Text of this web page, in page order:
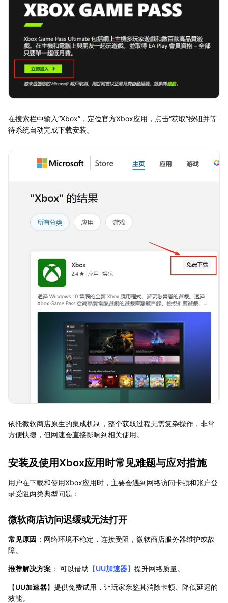
在搜索栏中输入“Xbox”，定位官方Xbox应用，点击“获取”按钮并等
待系统自动完成下载安装。
依托微软商店原生的集成机制，整个获取过程无需复杂操作，非常
方便快捷，但网速会直接影响到相关使用。
安装及使用Xbox应用时常见难题与应对措施
用户在下载和使用Xbox应用时，主要会遇到网络访问卡顿和账户登
录受阻两类典型问题：
微软商店访问迟缓或无法打开
常见原因 ：网络环境不稳定，连接受阻，微软商店服务器维护或故
障。
推荐解决方案 ： 可以借助 【UU加速器】 提升网络质量。
【UU加速器】提供免费试用，让玩家亲鉴其消除卡顿、降低延迟的
效能。